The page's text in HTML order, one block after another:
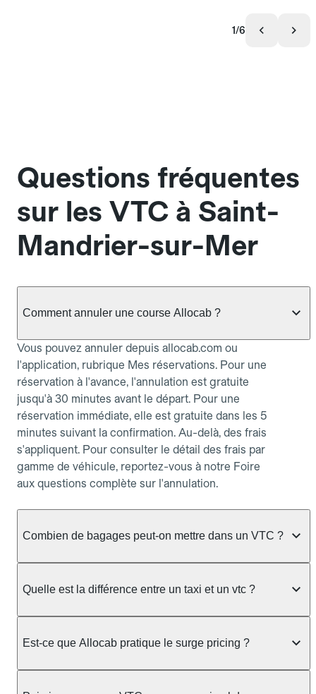
1/6
Questions fréquentes
sur les VTC à Saint-
Mandrier-sur-Mer
Comment annuler une course Allocab ?
Vous pouvez annuler depuis allocab.com ou
l'application, rubrique Mes réservations. Pour une
réservation à l'avance, l'annulation est gratuite
jusqu'à 30 minutes avant le départ. Pour une
réservation immédiate, elle est gratuite dans les 5
minutes suivant la confirmation. Au-delà, des frais
s'appliquent. Pour consulter le détail des frais par
gamme de véhicule, reportez-vous à notre Foire
aux questions complète sur l'annulation.
Combien de bagages peut-on mettre dans un VTC ?
réservée :
Berline, Green, Berline Affaires, VAO : jusqu'à 3
Moto-taxi : jusqu'à 2 bagages cabine TPMR : 1
bagage
Quelle est la différence entre un taxi et un vtc ?
dans la rue ou à une station, avec un tarif calculé au
réservation préalable et propose un prix fixe connu
Est-ce que Allocab pratique le surge pricing ?